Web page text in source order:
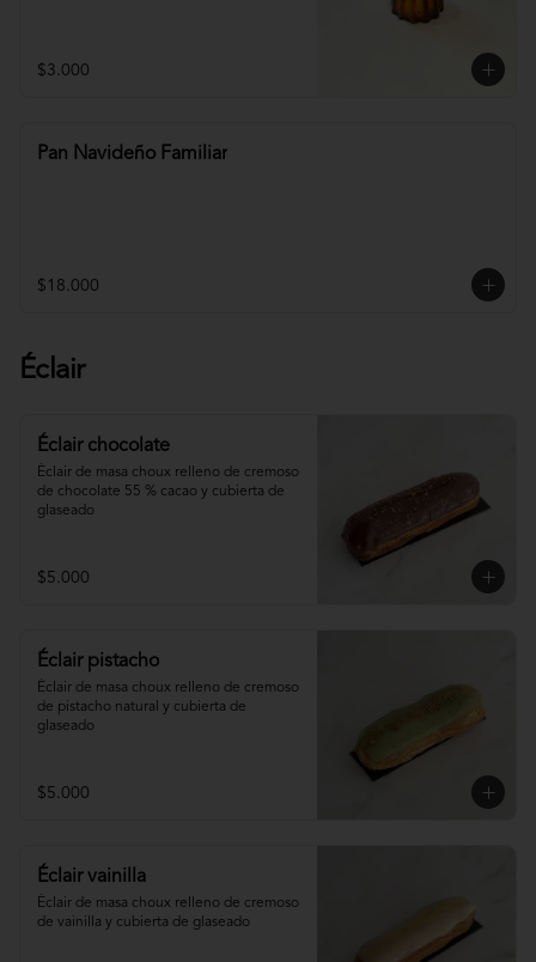
$3.000
Pan Navideño Familiar
$18.000
Éclair
Éclair chocolate
Éclair de masa choux relleno de cremoso
de chocolate 55 % cacao y cubierta de
glaseado
$5.000
Éclair pistacho
Éclair de masa choux relleno de cremoso
de pistacho natural y cubierta de
glaseado
$5.000
Éclair vainilla
Éclair de masa choux relleno de cremoso
de vainilla y cubierta de glaseado